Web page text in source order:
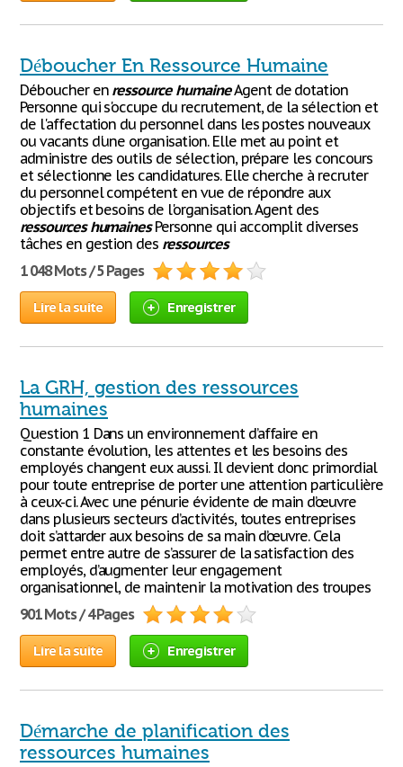
Déboucher En Ressource Humaine
Déboucher en ressource humaineAgent de dotation
Personne qui s'occupe du recrutement, de la sélection et
de l'affectation du personnel dans les postes nouveaux
ou vacants d'une organisation. Elle met au point et
administre des outils de sélection, prépare les concours
et sélectionne les candidatures. Elle cherche à recruter
du personnel compétent en vue de répondre aux
objectifs et besoins de l'organisation. Agent des
ressources humainesPersonne qui accomplit diverses
tâches en gestion des ressources
1 048 Mots / 5 Pages
Lire la suite Enregistrer
La GRH, gestion des ressources
humaines
Question 1 Dans un environnement d’affaire en
constante évolution, les attentes et les besoins des
employés changent eux aussi. Il devient donc primordial
pour toute entreprise de porter une attention particulière
à ceux-ci. Avec une pénurie évidente de main d’œuvre
dans plusieurs secteurs d’activités, toutes entreprises
doit s’attarder aux besoins de sa main d’œuvre. Cela
permet entre autre de s’assurer de la satisfaction des
employés, d’augmenter leur engagement
organisationnel, de maintenir la motivation des troupes
901 Mots / 4 Pages
Lire la suite Enregistrer
Démarche de planification des
ressources humaines